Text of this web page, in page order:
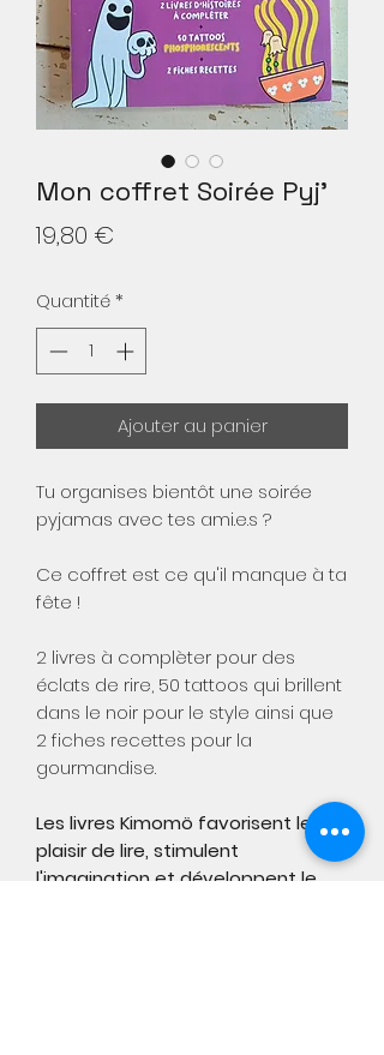
Mon coffret Soirée Pyj'
19,80 €
Quantité *
Ajouter au panier
Tu organises bientôt une soirée
pyjamas avec tes ami.e.s ?
Ce coffret est ce qu'il manque à ta
fête !
2 livres à complèter pour des
éclats de rire, 50 tattoos qui brillent
dans le noir pour le style ainsi que
2 fiches recettes pour la
gourmandise.
Les livres Kimomö favorisent le
plaisir de lire, stimulent
l'imagination et développent le